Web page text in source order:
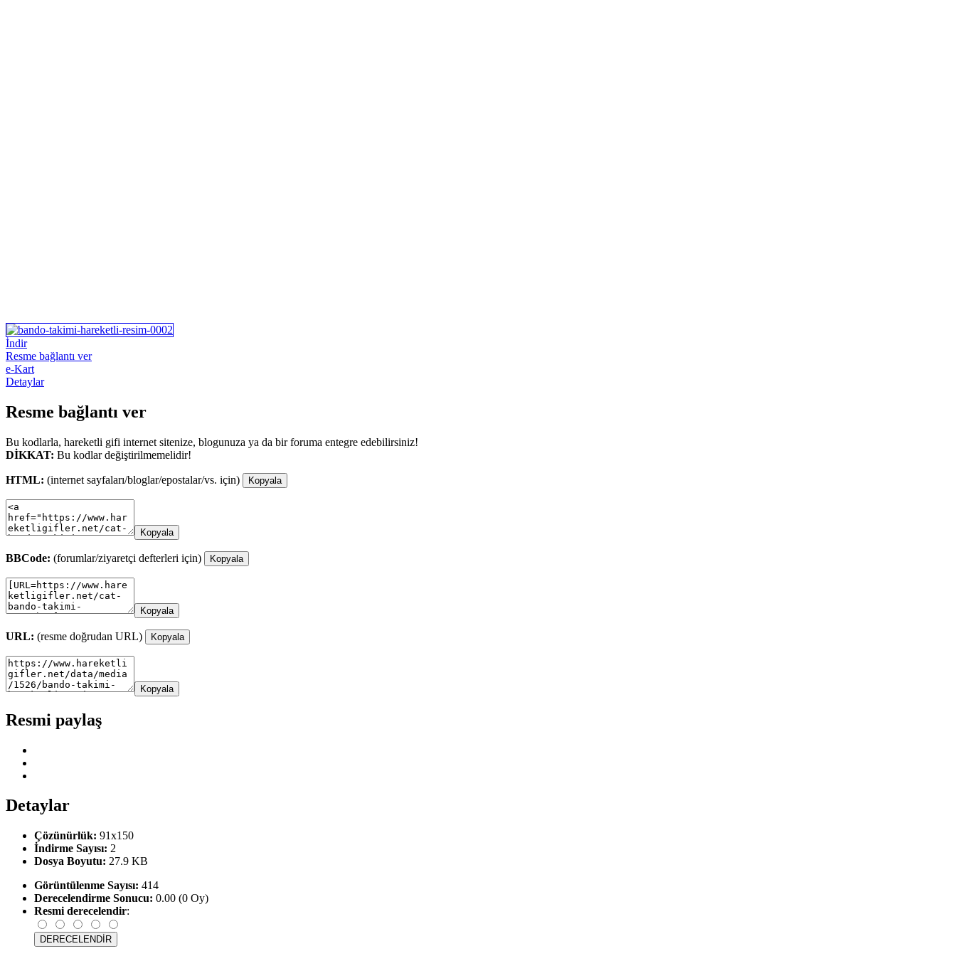
İndir
Resme bağlantı ver
e-Kart
Detaylar
Resme bağlantı ver
Bu kodlarla, hareketli gifi internet sitenize, blogunuza ya da bir foruma entegre edebilirsiniz!
DİKKAT: Bu kodlar değiştirilmemelidir!
HTML: (internet sayfaları/bloglar/epostalar/vs. için) Kopyala
Kopyala
BBCode: (forumlar/ziyaretçi defterleri için) Kopyala
Kopyala
URL: (resme doğrudan URL) Kopyala
Kopyala
Resmi paylaş
Detaylar
Çözünürlük: 91x150
İndirme Sayısı: 2
Dosya Boyutu: 27.9 KB
Görüntülenme Sayısı: 414
Derecelendirme Sonucu: 0.00 (0 Oy)
Resmi derecelendir: